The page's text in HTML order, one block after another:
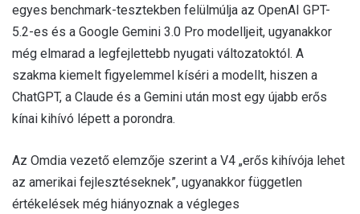
egyes benchmark-tesztekben felülmúlja az OpenAI GPT-
5.2-es és a Google Gemini 3.0 Pro modelljeit, ugyanakkor
még elmarad a legfejlettebb nyugati változatoktól. A
szakma kiemelt figyelemmel kíséri a modellt, hiszen a
ChatGPT, a Claude és a Gemini után most egy újabb erős
kínai kihívó lépett a porondra.
Az Omdia vezető elemzője szerint a V4 „erős kihívója lehet
az amerikai fejlesztéseknek”, ugyanakkor független
értékelések még hiányoznak a végleges